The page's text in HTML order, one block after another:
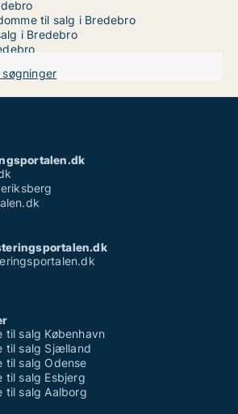
til salg i Bredebro
i Bredebro
til salg København
til salg Sjælland
til salg Odense
til salg Esbjerg
til salg Aalborg